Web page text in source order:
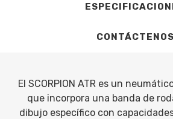
CONTÁCTENOS
El SCORPION ATR es un
que incorpora una banda de
dibujo específico con